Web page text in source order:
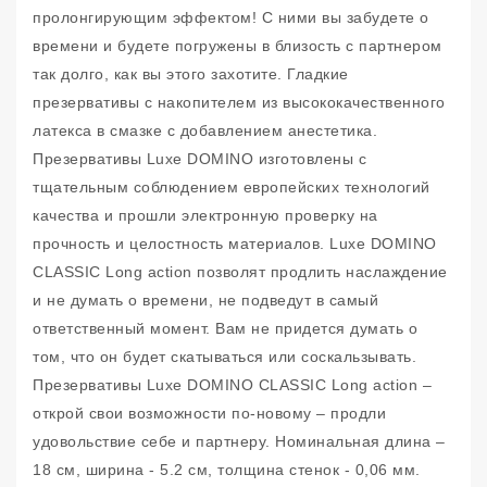
пролонгирующим эффектом! С ними вы забудете о
времени и будете погружены в близость с партнером
так долго, как вы этого захотите. Гладкие
презервативы с накопителем из высококачественного
латекса в смазке с добавлением анестетика.
Презервативы Luxe DOMINO изготовлены с
тщательным соблюдением европейских технологий
качества и прошли электронную проверку на
прочность и целостность материалов. Luxe DOMINO
CLASSIC Long action позволят продлить наслаждение
и не думать о времени, не подведут в самый
ответственный момент. Вам не придется думать о
том, что он будет скатываться или соскальзывать.
Презервативы Luxe DOMINO CLASSIC Long action –
открой свои возможности по-новому – продли
удовольствие себе и партнеру. Номинальная длина –
18 см, ширина - 5.2 см, толщина стенок - 0,06 мм.